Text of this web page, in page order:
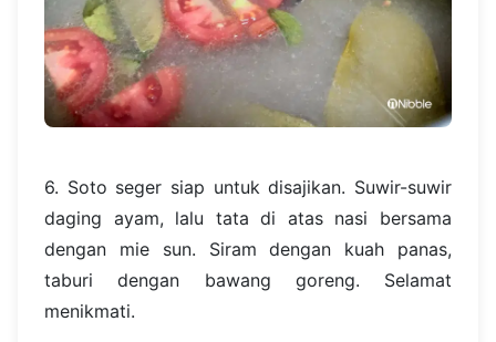
6. Soto seger siap untuk disajikan. Suwir-suwir
daging ayam, lalu tata di atas nasi bersama
dengan mie sun. Siram dengan kuah panas,
taburi dengan bawang goreng. Selamat
menikmati.